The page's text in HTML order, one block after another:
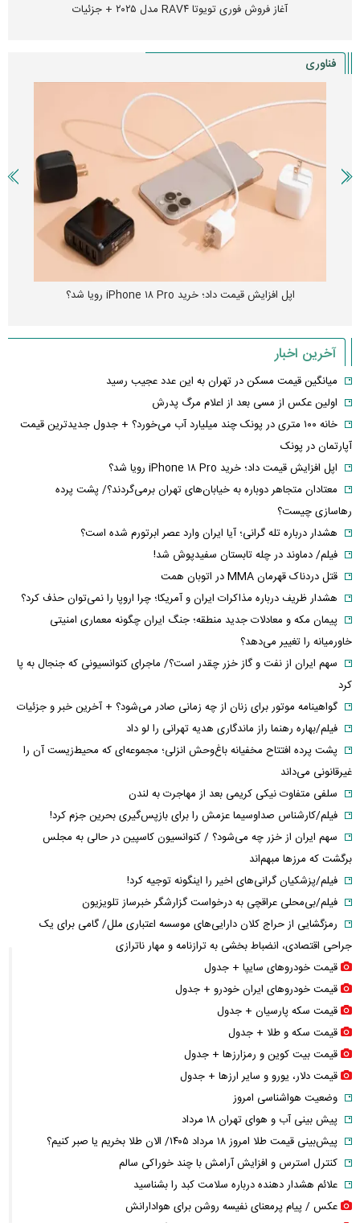
آغاز فروش فوری تویوتا RAV۴ مدل ۲۰۲۵ + جزئیات
فناوری
اپل افزایش قیمت داد؛ خرید iPhone ۱۸ Pro رویا شد؟
آخرین اخبار
میانگین قیمت مسکن در تهران به این عدد عجیب رسید
اولین عکس از مسی بعد از اعلام مرگ پدرش
خانه ۱۰۰ متری در پونک چند میلیارد آب می‌خورد؟ + جدول جدیدترین قیمت
آپارتمان در پونک
اپل افزایش قیمت داد؛ خرید iPhone ۱۸ Pro رویا شد؟
معتادان متجاهر دوباره به خیابان‌های تهران برمی‌گردند؟/ پشت پرده
رهاسازی چیست؟
هشدار درباره تله گرانی؛ آیا ایران وارد عصر ابرتورم شده است؟
فیلم/ دماوند در چله تابستان سفیدپوش شد!
قتل دردناک قهرمان MMA در اتوبان همت
هشدار ظریف درباره مذاکرات ایران و آمریکا؛ چرا اروپا را نمی‌توان حذف کرد؟
پیمان مکه و معادلات جدید منطقه؛ جنگ ایران چگونه معماری امنیتی
خاورمیانه را تغییر می‌دهد؟
سهم ایران از نفت و گاز خزر چقدر است؟/ ماجرای کنوانسیونی که جنجال به پا
کرد
گواهینامه موتور برای زنان از چه زمانی صادر می‌شود؟ + آخرین خبر و جزئیات
فیلم/بهاره رهنما راز ماندگاری هدیه تهرانی را لو داد
پشت پرده افتتاح مخفیانه باغ‌وحش انزلی؛ مجموعه‌ای که محیط‌زیست آن را
غیرقانونی می‌داند
سلفی متفاوت نیکی کریمی بعد از مهاجرت به لندن
فیلم/کارشناس صداوسیما عزمش را برای بازپس‌گیری بحرین جزم کرد!
سهم ایران از خزر چه می‌شود؟ / کنوانسیون کاسپین در حالی به مجلس
برگشت که مرزها مبهم‌اند
فیلم/پزشکیان گرانی‌های اخیر را اینگونه توجیه کرد!
فیلم/بی‌محلی عراقچی به درخواست گزارشگر خبرساز تلویزیون
رمزگشایی از حراج کلان دارایی‌های موسسه اعتباری ملل/ گامی برای یک
جراحی اقتصادی، انضباط‌ بخشی به ترازنامه و مهار ناترازی
قیمت خودرو‌های سایپا + جدول
قیمت خودرو‌های ایران خودرو + جدول
قیمت سکه پارسیان + جدول
قیمت سکه و طلا + جدول
قیمت بیت کوین و رمزارز‌ها + جدول
قیمت دلار، یورو و سایر ارز‌ها + جدول
وضعیت هواشناسی امروز
پیش بینی آب و هوای تهران ۱۸ مرداد
پیش‌بینی قیمت طلا امروز ۱۸ مرداد ۱۴۰۵/ الان طلا بخریم یا صبر کنیم؟
کنترل استرس و افزایش آرامش با چند خوراکی سالم
علائم هشدار دهنده درباره سلامت کبد را بشناسید
عکس / پیام پرمعنای نفیسه روشن برای هوادارانش